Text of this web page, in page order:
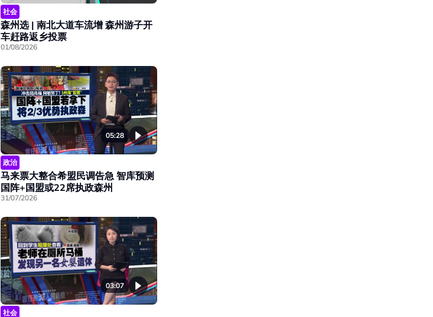
社会
森州选 | 南北大道车流增 森州游子开
车赶路返乡投票
01/08/2026
05:28
政治
马来票大整合希盟民调告急 智库预测
国阵+国盟或22席执政森州
31/07/2026
03:07
社会